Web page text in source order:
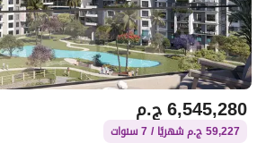
ج.م6,545,280
59,227 ج.م شهريًا / 7 سنوات